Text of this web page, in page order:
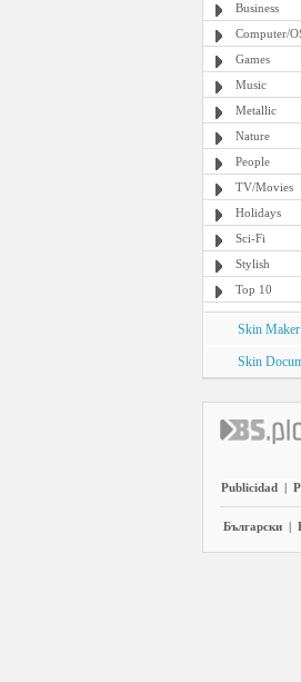
Business
Computer/
Games
Music
Metallic
Nature
People
TV/Movies
Holidays
Sci-Fi
Stylish
Top 10
Skin Maker
Skin
Publicidad |
Български |